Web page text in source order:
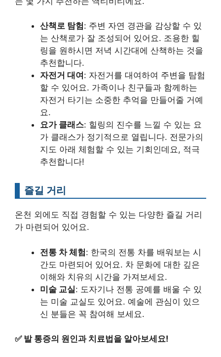
산책로 탐험: 주변 자연 경관을 감상할 수 있
는 산책로가 잘 조성되어 있어요. 조용한 힐
링을 원하시면 저녁 시간대에 산책하는 것을
추천합니다.
자전거 대여 : 자전거를 대여하여 주변을 탐험
할 수 있어요. 가족이나 친구들과 함께하는
자전거 타기는 소중한 추억을 만들어줄 거예
요.
요가 클래스: 힐링의 진수를 느낄 수 있는 요
가 클래스가 정기적으로 열립니다. 전문가의
지도 아래 체험할 수 있는 기회인데요, 적극
추천합니다!
즐길 거리
온천 외에도 직접 경험할 수 있는 다양한 즐길 거리
가 마련되어 있어요.
전통 차 체험: 한국의 전통 차를 배워보는 시
간도 마련되어 있어요. 차 문화에 대한 깊은
이해와 치유의 시간을 가져보세요.
미술 교실: 도자기나 전통 공예를 배울 수 있
는 미술 교실도 있어요. 예술에 관심이 있으
신 분들은 꼭 참여해 보세요.
✅ 발 통증의 원인과 치료법을 알아보세요!